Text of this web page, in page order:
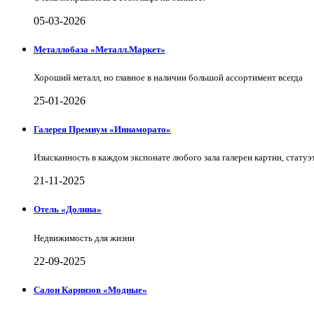
05-03-2026
Металлобаза «Металл.Маркет»
Хороший металл, но главное в наличии большой ассортимент всегда
25-01-2026
Галерея Премиум «Иннаморато»
Изысканность в каждом экспонате любого зала галереи картин,
21-11-2025
Отель «Долина»
Недвижимость для жизни
22-09-2025
Салон Карнизов «Модные»